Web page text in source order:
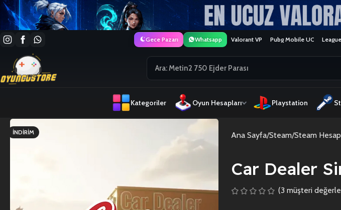
Gece Pazarı Whatsapp Valorant VP Pubg Mobile UC
Kategoriler Oyun Hesapları Playstation
İNDIRIM Ana Sayfa Steam Steam
Car Dealer
(3 müşteri